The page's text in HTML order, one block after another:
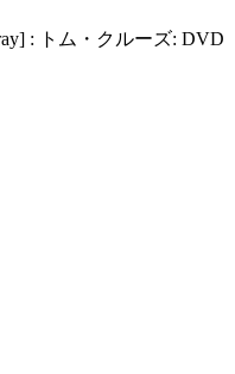
: トム・クルーズ: DVD